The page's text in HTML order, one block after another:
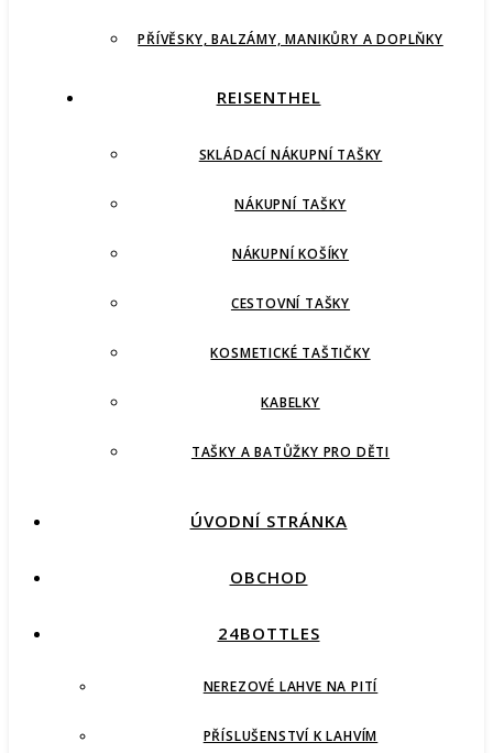
PŘÍVĚSKY, BALZÁMY, MANIKŮRY A DOPLŇKY
REISENTHEL
SKLÁDACÍ NÁKUPNÍ TAŠKY
NÁKUPNÍ TAŠKY
NÁKUPNÍ KOŠÍKY
CESTOVNÍ TAŠKY
KOSMETICKÉ TAŠTIČKY
KABELKY
TAŠKY A BATŮŽKY PRO DĚTI
ÚVODNÍ STRÁNKA
OBCHOD
24BOTTLES
NEREZOVÉ LAHVE NA PITÍ
PŘÍSLUŠENSTVÍ K LAHVÍM